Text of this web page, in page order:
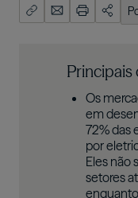
English (US)
Principais
Os
em
72% das
por
Eles não
setores